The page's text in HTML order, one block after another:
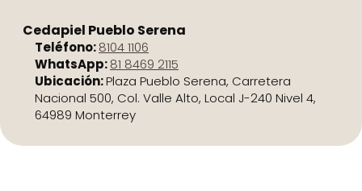
Cedapiel Pueblo Serena
Teléfono:8104 1106
WhatsApp:81 8469 2115
Ubicación:Plaza Pueblo Serena, Carretera
Nacional 500, Col. Valle Alto, Local J-240 Nivel 4,
64989 Monterrey